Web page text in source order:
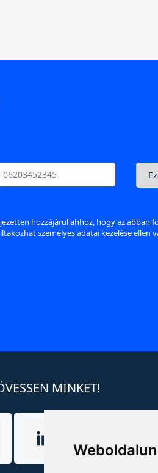
hozzájárul ahhoz, hogy az abban
személyes adatai kezelése
MINKET!